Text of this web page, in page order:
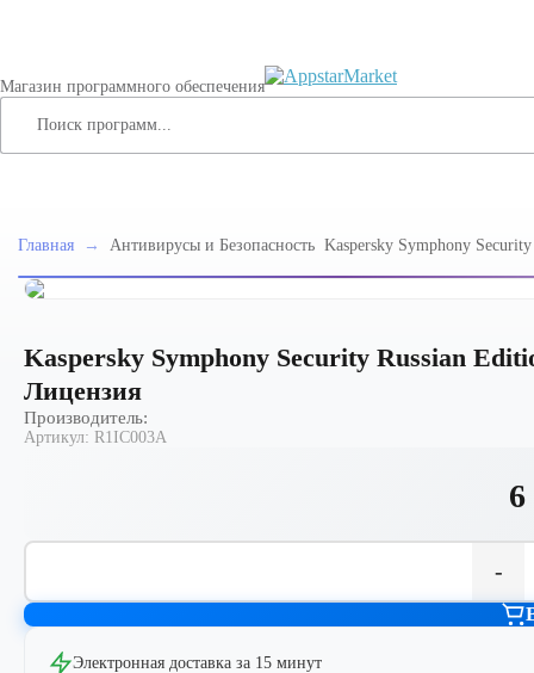
Магазин программного обеспечения
Главная → Антивирусы и Безопасность Kaspersky Symphony
Kaspersky Symphony Security Russian
Лицензия
Производитель:
Артикул: R1IC003A
6
-
Электронная доставка за 15 минут